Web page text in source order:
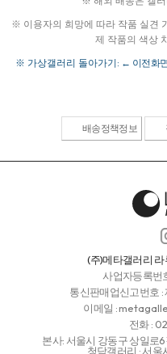
※ 이용자의 희망에 따라 작품 실견
제 작품의 색상
※ 가상갤러리 돌아가기: ← 이전화
배송정책정보
(주)메타갤러리
사업자등록번
통신판매업신고번호
이메일 :
전화 :
본사: 서울시 강동구 상일로
청담갤러리 : 서울